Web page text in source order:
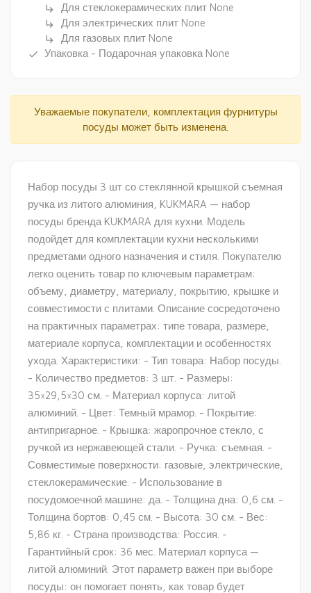
subdirectory_arrow_right Для стеклокерамических плит None
subdirectory_arrow_right Для электрических плит None
subdirectory_arrow_right Для газовых плит None
done Упаковка - Подарочная упаковка None
Уважаемые покупатели, комплектация фурнитуры
посуды может быть изменена.
Набор посуды 3 шт со стеклянной крышкой съемная
ручка из литого алюминия, KUKMARA — набор
посуды бренда KUKMARA для кухни. Модель
подойдет для комплектации кухни несколькими
предметами одного назначения и стиля. Покупателю
легко оценить товар по ключевым параметрам:
объему, диаметру, материалу, покрытию, крышке и
совместимости с плитами. Описание сосредоточено
на практичных параметрах: типе товара, размере,
материале корпуса, комплектации и особенностях
ухода. Характеристики: - Тип товара: Набор посуды.
- Количество предметов: 3 шт. - Размеры:
35×29,5×30 см. - Материал корпуса: литой
алюминий. - Цвет: Темный мрамор. - Покрытие:
антипригарное. - Крышка: жаропрочное стекло, с
ручкой из нержавеющей стали. - Ручка: съемная. -
Совместимые поверхности: газовые, электрические,
стеклокерамические. - Использование в
посудомоечной машине: да. - Толщина дна: 0,6 см. -
Толщина бортов: 0,45 см. - Высота: 30 см. - Вес:
5,86 кг. - Страна производства: Россия. -
Гарантийный срок: 36 мес. Материал корпуса —
литой алюминий. Этот параметр важен при выборе
посуды: он помогает понять, как товар будет